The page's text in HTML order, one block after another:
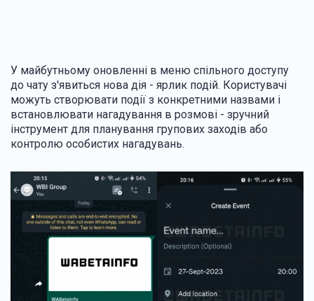
У майбутньому оновленні в меню спільного доступу
до чату з'явиться нова дія - ярлик подій. Користувачі
можуть створювати події з конкретними назвами і
встановлювати нагадування в розмові - зручний
інструмент для планування групових заходів або
контролю особистих нагадувань.